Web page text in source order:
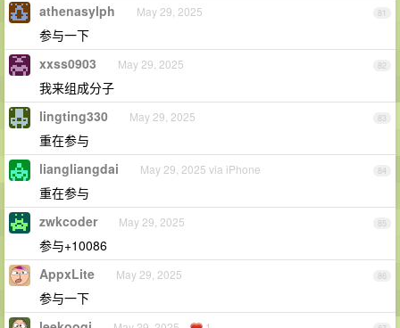
81
athenasylph May 29, 2025
参与一下
82
xxss0903 May 29, 2025
我来组成分子
83
lingting330 May 29, 2025
重在参与
84
liangliangdai May 29, 2025 via iPhone
重在参与
85
zwkcoder May 29, 2025
参与+10086
86
AppxLite May 29, 2025
参与一下